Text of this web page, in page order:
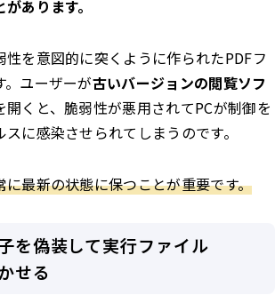
あります。
を意図的に突くように作られたPDFフ
。ユーザーが古いバージョンの閲覧ソフ
くと、脆弱性が悪用されてPCが制御を
に感染させられてしまうのです。
最新の状態に保つことが重要です。
を偽装して実行ファイル
せる